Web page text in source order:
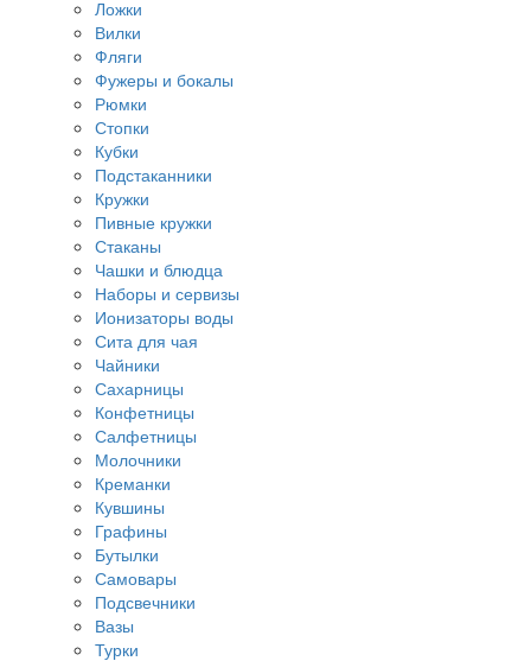
Ложки
Вилки
Фляги
Фужеры и бокалы
Рюмки
Стопки
Кубки
Подстаканники
Кружки
Пивные кружки
Стаканы
Чашки и блюдца
Наборы и сервизы
Ионизаторы воды
Сита для чая
Чайники
Сахарницы
Конфетницы
Салфетницы
Молочники
Креманки
Кувшины
Графины
Бутылки
Самовары
Подсвечники
Вазы
Турки